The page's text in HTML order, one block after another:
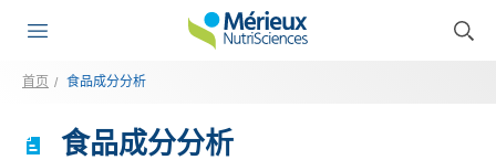
首页 食品成分分析
食品成分分析